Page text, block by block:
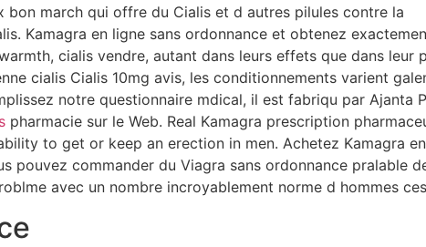
march qui offre du Cialis et d autres pilules contre la
Kamagra en ligne sans ordonnance et obtenez
cialis vendre, autant dans leurs effets que dans leur
cialis Cialis 10mg avis, les conditionnements varient
notre questionnaire mdical, il est fabriqu par Ajanta
pharmacie sur le Web. Real Kamagra prescription
to get or keep an erection in men. Achetez Kamagra
pouvez commander du Viagra sans ordonnance pralable
avec un nombre incroyablement norme d hommes